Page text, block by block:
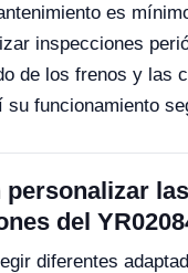
es
inspecciones
de los frenos y las
su funcionamiento
personalizar las
del
diferentes